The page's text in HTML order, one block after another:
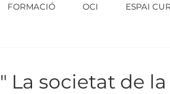
FORMACIÓ OCI ESPAI
La societat de